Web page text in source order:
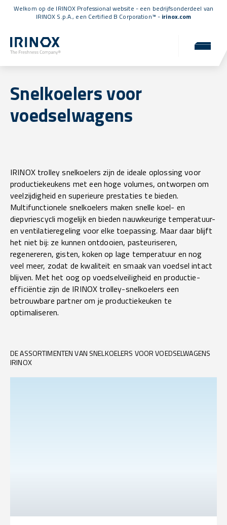
Welkom op de IRINOX Professional website - een bedrijfsonderdeel van
IRINOX S.p.A., een Certified B Corporation™ - irinox.com
Snelkoelers voor
voedselwagens
IRINOX trolley snelkoelers zijn de ideale oplossing voor
productiekeukens met een hoge volumes, ontworpen om
veelzijdigheid en superieure prestaties te bieden.
Multifunctionele snelkoelers maken snelle koel- en
diepvriescycli mogelijk en bieden nauwkeurige temperatuur-
en ventilatieregeling voor elke toepassing. Maar daar blijft
het niet bij: ze kunnen ontdooien, pasteuriseren,
regenereren, gisten, koken op lage temperatuur en nog
veel meer, zodat de kwaliteit en smaak van voedsel intact
blijven. Met het oog op voedselveiligheid en productie-
efficiëntie zijn de IRINOX trolley-snelkoelers een
betrouwbare partner om je productiekeuken te
optimaliseren.
DE ASSORTIMENTEN VAN SNELKOELERS VOOR VOEDSELWAGENS
IRINOX